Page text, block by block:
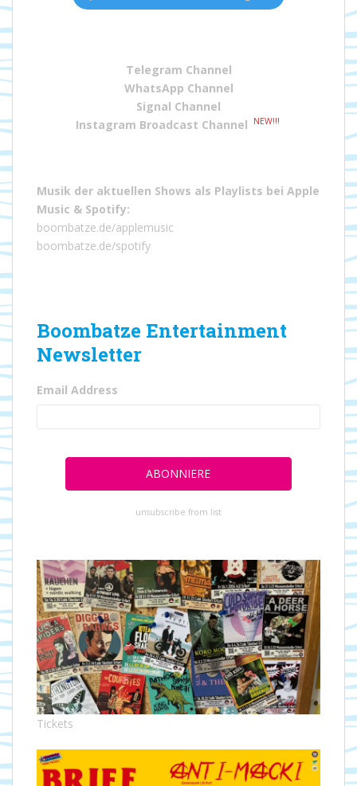
Telegram Channel
WhatsApp Channel
Signal Channel
Instagram Broadcast Channel
NEW!!!
Musik der aktuellen Shows als Playlists bei Apple
Music & Spotify:
boombatze.de/applemusic
boombatze.de/spotify
Boombatze Entertainment
Newsletter
Email Address
unsubscribe from list
Tickets